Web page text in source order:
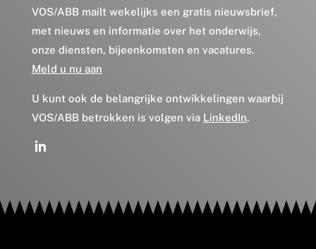
VOS/ABB mailt wekelijks een gratis nieuwsbrief,
met nieuws en informatie over het onderwijs,
onze diensten, bijeenkomsten en vacatures.
Meld u nu aan
U kunt ook de belangrijke ontwikkelingen waarbij
VOS/ABB betrokken is volgen via LinkedIn.